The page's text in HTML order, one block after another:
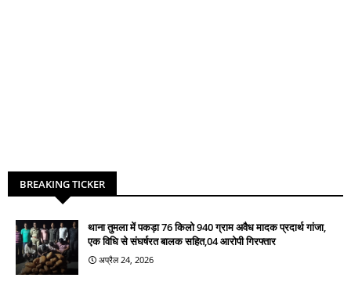
BREAKING TICKER
थाना तुमला में पकड़ा 76 किलो 940 ग्राम अवैध मादक प्रदार्थ गांजा,
एक विधि से संघर्षरत बालक सहित,04 आरोपी गिरफ्तार
अप्रैल 24, 2026